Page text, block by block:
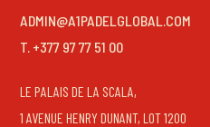
ADMIN@A1PADELGLOBAL.COM
T. +377 97 77 51 00
LE PALAIS DE LA SCALA,
1 AVENUE HENRY DUNANT, LOT 1200